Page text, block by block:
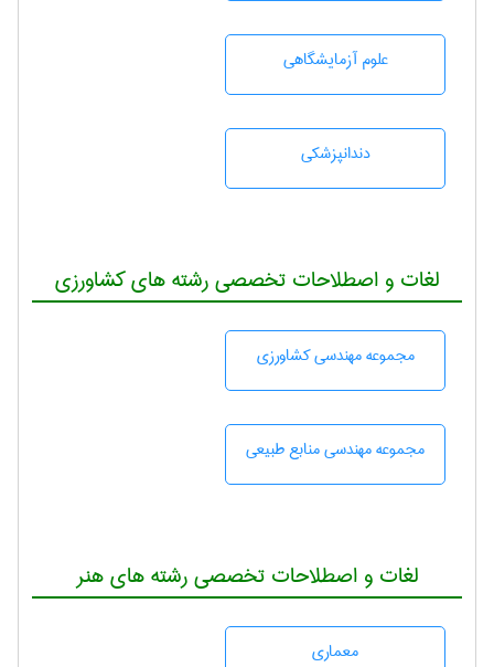
علوم آزمايشگاهی
دندانپزشكی
لغات و اصطلاحات تخصصی رشته های کشاورزی
مجموعه مهندسی كشاورزی
مجموعه مهندسی منابع طبيعی
لغات و اصطلاحات تخصصی رشته های هنر
معماری